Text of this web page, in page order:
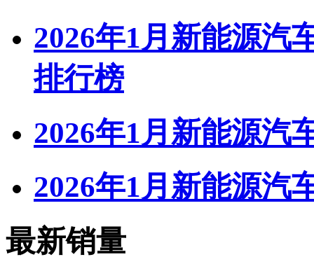
2026年1月新能源汽
排行榜
2026年1月新能源汽
2026年1月新能源汽
最新销量